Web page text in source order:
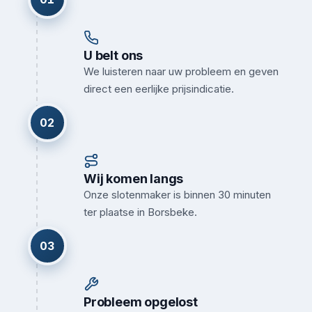
U belt ons
We luisteren naar uw probleem en geven
direct een eerlijke prijsindicatie.
02
Wij komen langs
Onze slotenmaker is binnen 30 minuten
ter plaatse in Borsbeke.
03
Probleem opgelost